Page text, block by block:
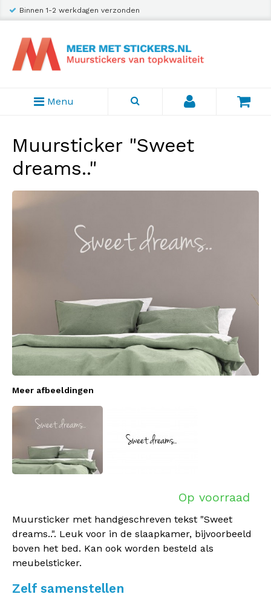
Binnen 1-2 werkdagen verzonden
Menu
Muursticker "Sweet
dreams.."
Meer afbeeldingen
Op voorraad
Muursticker met handgeschreven tekst "Sweet
dreams..". Leuk voor in de slaapkamer, bijvoorbeeld
boven het bed. Kan ook worden besteld als
meubelsticker.
Zelf samenstellen